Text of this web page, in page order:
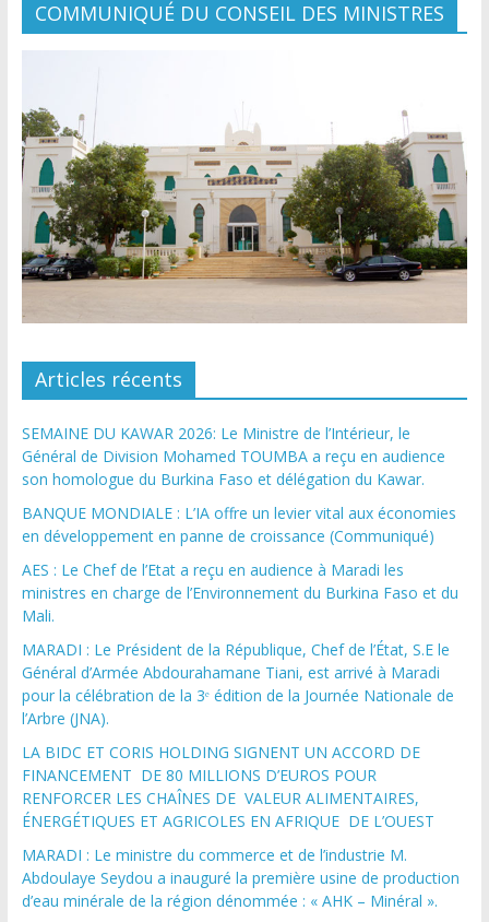
COMMUNIQUÉ DU CONSEIL DES MINISTRES
Articles récents
SEMAINE DU KAWAR 2026: Le Ministre de l’Intérieur, le
Général de Division Mohamed TOUMBA a reçu en audience
son homologue du Burkina Faso et délégation du Kawar.
BANQUE MONDIALE : L’IA offre un levier vital aux économies
en développement en panne de croissance (Communiqué)
AES : Le Chef de l’Etat a reçu en audience à Maradi les
ministres en charge de l’Environnement du Burkina Faso et du
Mali.
MARADI : Le Président de la République, Chef de l’État, S.E le
Général d’Armée Abdourahamane Tiani, est arrivé à Maradi
pour la célébration de la 3ᵉ édition de la Journée Nationale de
l’Arbre (JNA).
LA BIDC ET CORIS HOLDING SIGNENT UN ACCORD DE
FINANCEMENT DE 80 MILLIONS D’EUROS POUR
RENFORCER LES CHAÎNES DE VALEUR ALIMENTAIRES,
ÉNERGÉTIQUES ET AGRICOLES EN AFRIQUE DE L’OUEST
MARADI : Le ministre du commerce et de l’industrie M.
Abdoulaye Seydou a inauguré la première usine de production
d’eau minérale de la région dénommée : « AHK – Minéral ».